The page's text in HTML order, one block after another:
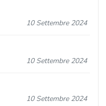
10 Settembre 2024
10 Settembre 2024
10 Settembre 2024